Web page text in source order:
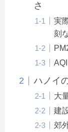
さ
実
刻
ハノイ
大
建
郊